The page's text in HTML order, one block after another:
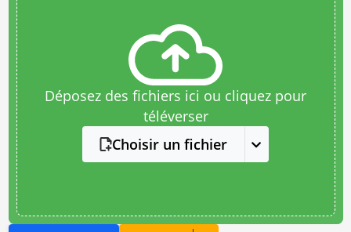
Déposez des fichiers ici ou cliquez pour
téléverser
Choisir un fichier